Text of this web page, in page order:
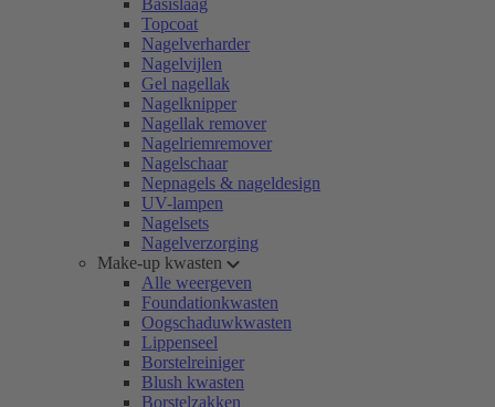
Basislaag
Topcoat
Nagelverharder
Nagelvijlen
Gel nagellak
Nagelknipper
Nagellak remover
Nagelriemremover
Nagelschaar
Nepnagels & nageldesign
UV-lampen
Nagelsets
Nagelverzorging
Make-up kwasten
Alle weergeven
Foundationkwasten
Oogschaduwkwasten
Lippenseel
Borstelreiniger
Blush kwasten
Borstelzakken